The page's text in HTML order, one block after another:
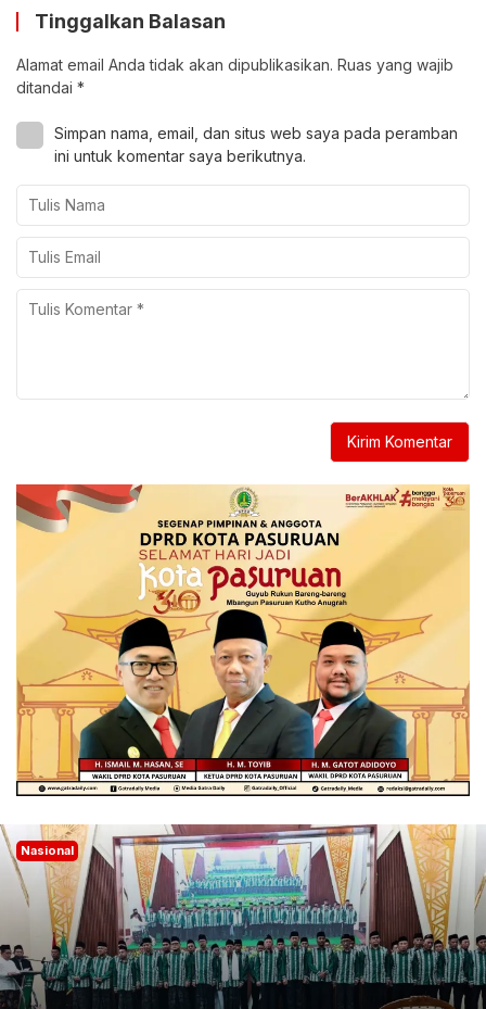
Tinggalkan Balasan
Alamat email Anda tidak akan dipublikasikan. Ruas yang wajib
ditandai *
Simpan nama, email, dan situs web saya pada peramban
ini untuk komentar saya berikutnya.
Nasional